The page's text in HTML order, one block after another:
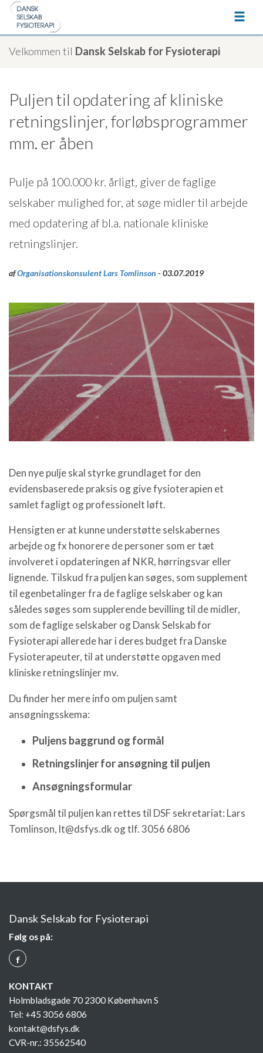
Velkommen til Dansk Selskab for Fysioterapi
Puljen til opdatering af kliniske
retningslinjer, forløbsprogrammer
mm. er åben
Pulje på 100.000 kr. årligt, giver de faglige
selskaber mulighed for, at søge midler til arbejde
med opdatering af bl.a. nationale kliniske
retningslinjer.
afOrganisationskonsulent Lars Tomlinson - 03.07.2019
Den nye pulje skal styrke grundlaget for den
evidensbaserede praksis og give fysioterapien et
samlet fagligt og professionelt løft.
Hensigten er at kunne understøtte selskabernes
arbejde og fx honorere de personer som er tæt
involveret i opdateringen af NKR, hørringsvar eller
lignende. Tilskud fra puljen kan søges, som supplement
til egenbetalinger fra de faglige selskaber og kan
således søges som supplerende bevilling til de midler,
som de faglige selskaber og Dansk Selskab for
Fysioterapi allerede har i deres budget fra Danske
Fysioterapeuter, til at understøtte opgaven med
kliniske retningslinjer mv.
Du finder her mere info om puljen samt
ansøgningsskema:
Puljens baggrund og formål
Retningslinjer for ansøgning til puljen
Ansøgningsformular
Spørgsmål til puljen kan rettes til DSF sekretariat: Lars
Tomlinson, lt@dsfys.dk og tlf. 3056 6806
Dansk Selskab for Fysioterapi
Følg os på:
Q
KONTAKT
Holmbladsgade 70 2300 København S
Tel: +45 3056 6806
kontakt@dsfys.dk
CVR-nr.: 35562540